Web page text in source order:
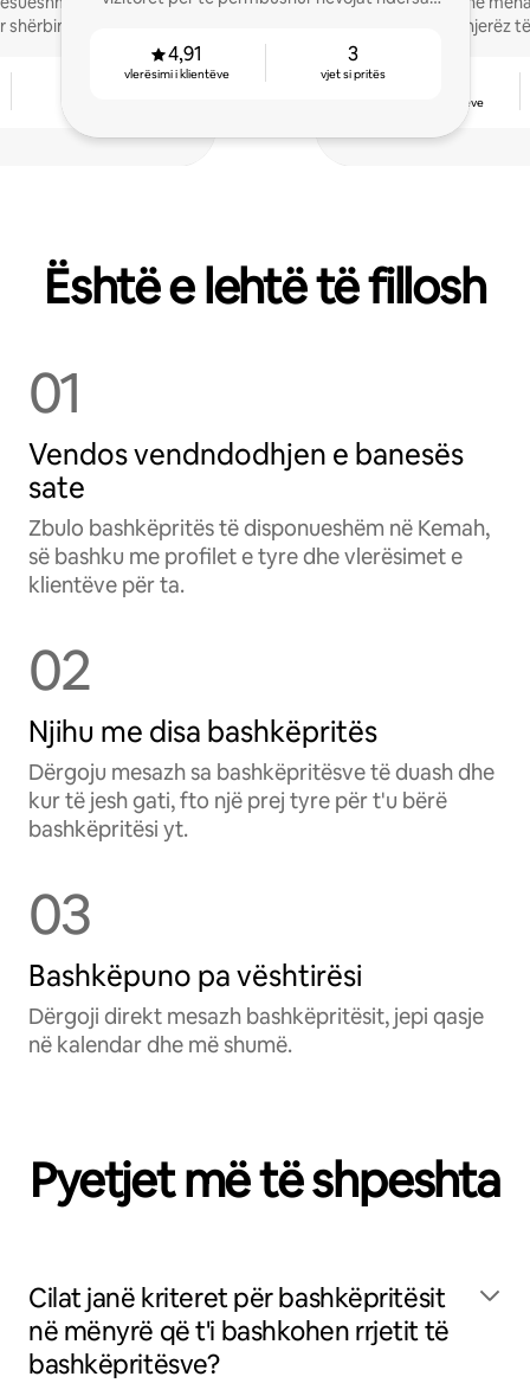
me 5 yje.
4,91
vlerësimi i klientëve
3
vjet si pritës
njerëz
vlerësimi i klientëve
Është e lehtë të fillosh
01
Vendos vendndodhjen e banesës
sate
Zbulo bashkëpritës të disponueshëm në Kemah,
së bashku me profilet e tyre dhe vlerësimet e
klientëve për ta.
02
Njihu me disa bashkëpritës
Dërgoju mesazh sa bashkëpritësve të duash dhe
kur të jesh gati, fto një prej tyre për t'u bërë
bashkëpritësi yt.
03
Bashkëpuno pa vështirësi
Dërgoji direkt mesazh bashkëpritësit, jepi qasje
në kalendar dhe më shumë.
Pyetjet më të shpeshta
Cilat janë kriteret për bashkëpritësit
në mënyrë që t'i bashkohen rrjetit të
bashkëpritësve?